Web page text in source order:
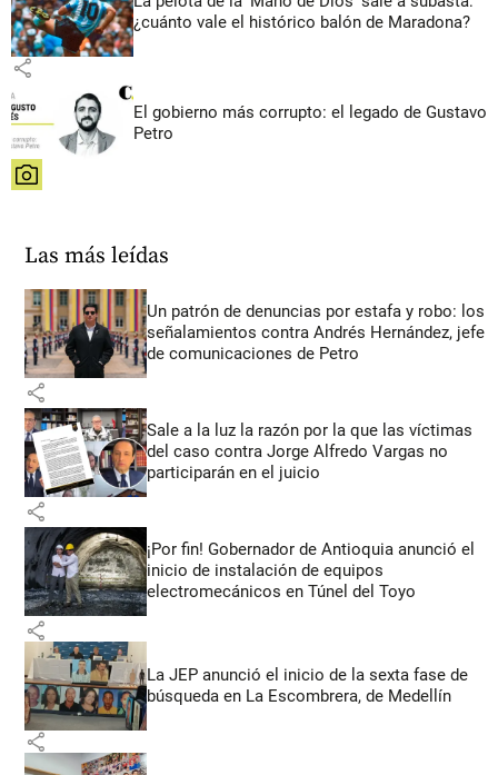
¿cuánto vale el histórico balón de Maradona?
share
El gobierno más corrupto: el legado de Gustavo
Petro
share
Las más leídas
Un patrón de denuncias por estafa y robo: los
señalamientos contra Andrés Hernández, jefe
de comunicaciones de Petro
share
Sale a la luz la razón por la que las víctimas
del caso contra Jorge Alfredo Vargas no
participarán en el juicio
share
¡Por fin! Gobernador de Antioquia anunció el
inicio de instalación de equipos
electromecánicos en Túnel del Toyo
share
La JEP anunció el inicio de la sexta fase de
búsqueda en La Escombrera, de Medellín
share